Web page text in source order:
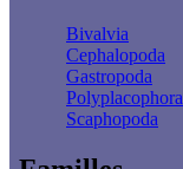
Bivalvia
Cephalopoda
Gastropoda
Polyplacophora
Scaphopoda